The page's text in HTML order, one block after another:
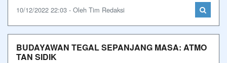
10/12/2022 22:03 - Oleh Tim Redaksi
BUDAYAWAN TEGAL SEPANJANG MASA: ATMO
TAN SIDIK